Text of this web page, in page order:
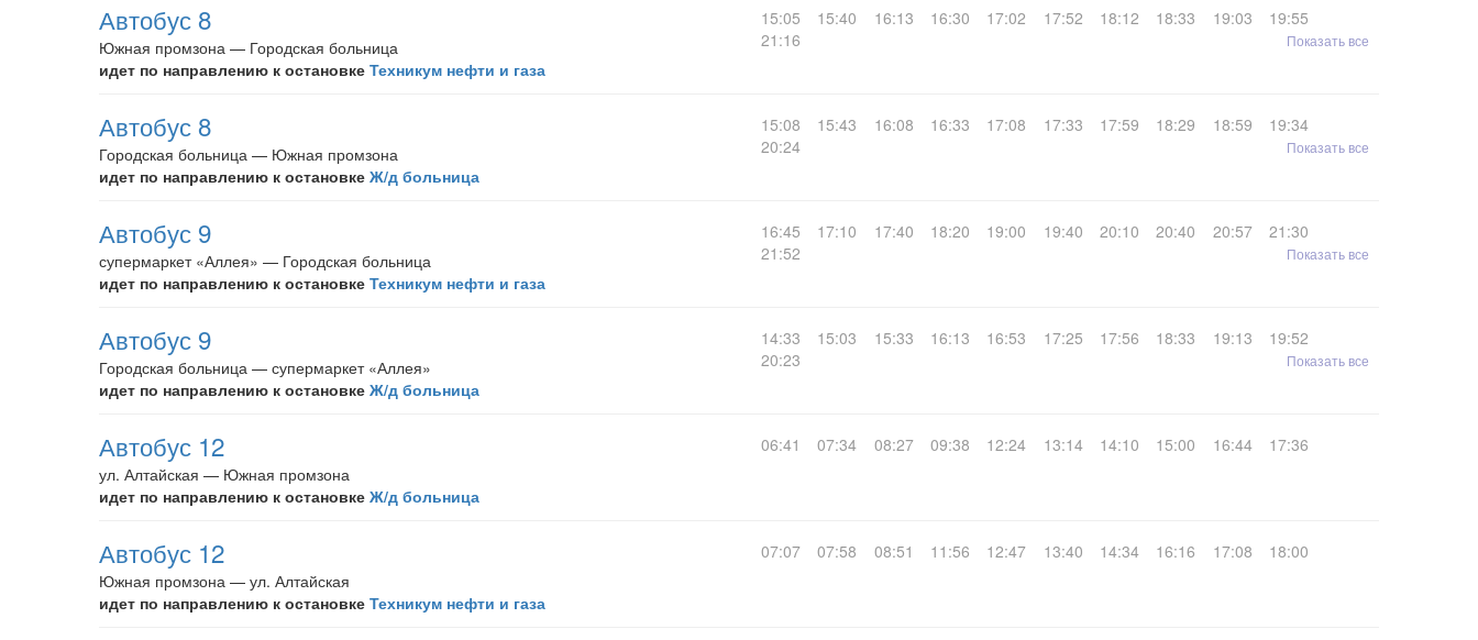
Автобус 8
Южная промзона — Городская больница
идет по направлению к остановке Техникум нефти и газа
15:05 15:40 16:13 16:30 17:02 17:52 18:12 18:33 19:03
19:55
21:16
Показать все
Автобус 8
Городская больница — Южная промзона
идет по направлению к остановке Ж/д больница
15:08 15:43 16:08 16:33 17:08 17:33 17:59 18:29 18:59
19:34
20:24
Показать все
Автобус 9
супермаркет «Аллея» — Городская больница
идет по направлению к остановке Техникум нефти и газа
16:45 17:10 17:40 18:20 19:00 19:40 20:10 20:40 20:57
21:30
21:52
Показать все
Автобус 9
Городская больница — супермаркет «Аллея»
идет по направлению к остановке Ж/д больница
14:33 15:03 15:33 16:13 16:53 17:25 17:56 18:33 19:13
19:52
20:23
Показать все
Автобус 12
ул. Алтайская — Южная промзона
идет по направлению к остановке Ж/д больница
06:41 07:34 08:27 09:38 12:24 13:14 14:10 15:00 16:44 17:36
Автобус 12
Южная промзона — ул. Алтайская
идет по направлению к остановке Техникум нефти и газа
07:07 07:58 08:51 11:56 12:47 13:40 14:34 16:16 17:08 18:00